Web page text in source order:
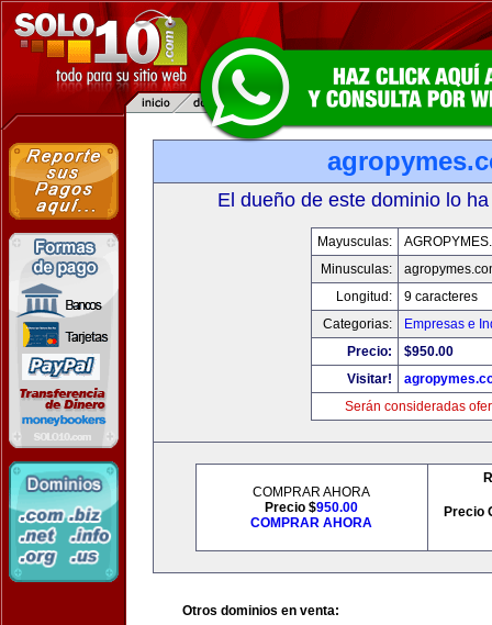
El dueño de este dominio lo
Mayusculas:
Minusculas:
Longitud:
9 caracteres
Categorias:
Empresas e
Precio:
$950.00
Visitar!
Serán consideradas
COMPRAR AHORA
Precio $950.00
COMPRAR AHORA
Precio
Otros dominios en venta: